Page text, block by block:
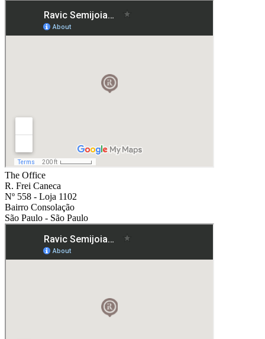
The Office
R. Frei Caneca
Nº 558 - Loja 1102
Bairro Consolação
São Paulo - São Paulo